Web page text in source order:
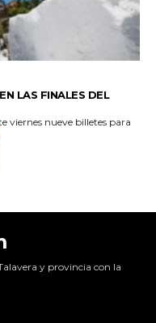
LAS FINALES DEL
viernes nueve billetes para
y provincia con la